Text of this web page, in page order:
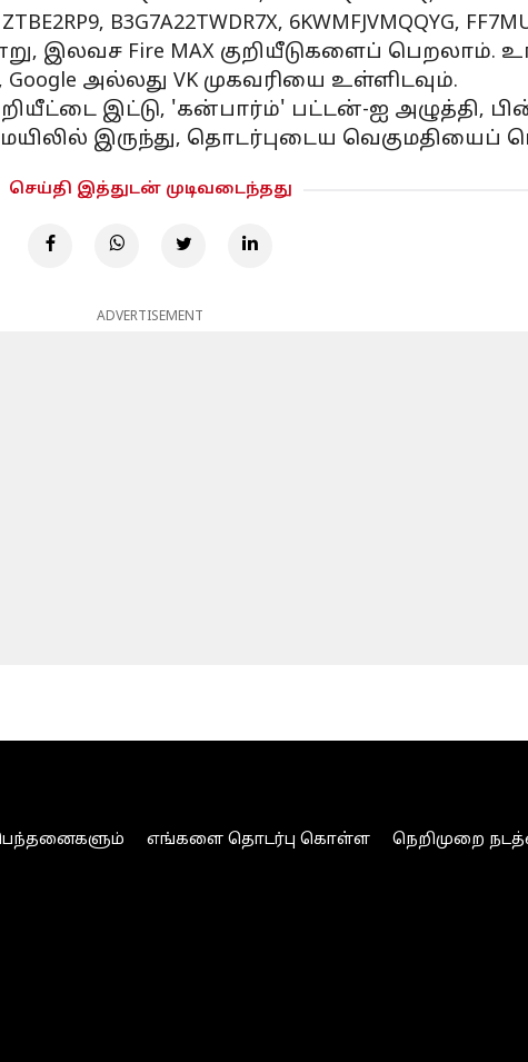
B3G7A22TWDR7X, 6KWMFJVMQQYG,
இலவச Fire MAX குறியீடுகளைப்
Google அல்லது VK முகவரியை உள்ளிடவும்.
இட்டு, 'கன்பார்ம்' பட்டன்-ஐ அழுத்தி,
இருந்து, தொடர்புடைய
செய்தி இத்துடன் முடிவடைந்தது
ADVERTISEMENT
எங்களை தொடர்பு கொள்ள நெறிமுறை